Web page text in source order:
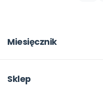
Miesięcznik
W numerze
Sklep